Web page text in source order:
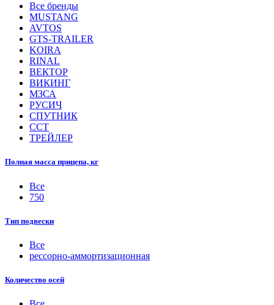
Все бренды
MUSTANG
AVTOS
GTS-TRAILER
KOIRA
RINAL
ВЕКТОР
ВИКИНГ
МЗСА
РУСИЧ
СПУТНИК
ССТ
ТРЕЙЛЕР
Полная масса прицепа, кг
Все
750
Тип подвески
Все
рессорно-аммортизационная
Количество осей